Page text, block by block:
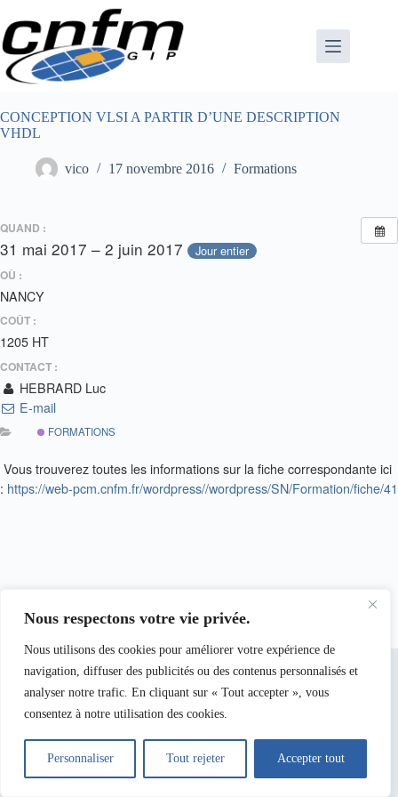
Nous respectons votre vie privée.
Nous utilisons des cookies pour améliorer votre expérience de
navigation, diffuser des publicités ou des contenus personnalisés et
analyser notre trafic. En cliquant sur « Tout accepter », vous
consentez à notre utilisation des cookies.
Personnaliser Tout rejeter Accepter tout
au
contenu
CONCEPTION VLSI A PARTIR D’UNE DESCRIPTION
VHDL
vico 17 novembre 2016 Formations
QUAND :
31 mai 2017 – 2 juin 2017 Jour entier
OÙ :
NANCY
COÛT :
1205 HT
CONTACT :
HEBRARD Luc
E-mail
FORMATIONS
Vous trouverez toutes les informations sur la fiche correspondante ici
: https://web-pcm.cnfm.fr/wordpress//wordpress/SN/Formation/fiche/41
Copyright © 2026 -CNFM- Site des Services Nationaux .